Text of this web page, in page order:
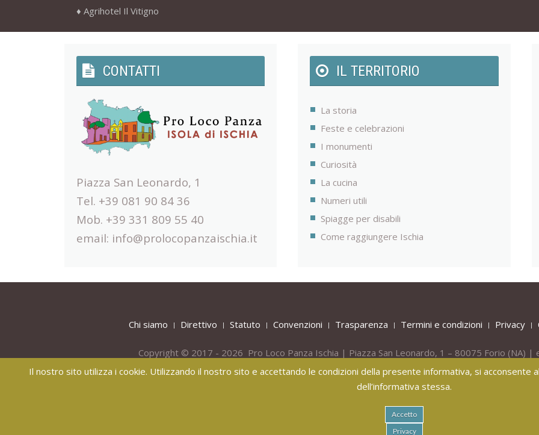
Agrihotel Il Vitigno
CONTATTI
Piazza San Leonardo, 1
Tel. +39 081 90 84 36
Mob. +39 331 809 55 40
email: info@prolocopanzaischia.it
IL TERRITORIO
La storia
Feste e celebrazioni
I monumenti
Curiosità
La cucina
Numeri utili
Spiagge per disabili
Come raggiungere Ischia
Chi siamo Direttivo Statuto Convenzioni Trasparenza Termini e condizioni Privacy
Copyright © 2017 - 2026 Pro Loco Panza Ischia | Piazza San Leonardo, 1 – 80075 Forio (NA) |
Tel.+39 081 908436 -Mob. +39 331 809 55 40
Il nostro sito utilizza i cookie. Utilizzando il nostro sito e accettando le condizioni della presente informativa, si acconsente
dell’informativa stessa.
Accetto
Privacy